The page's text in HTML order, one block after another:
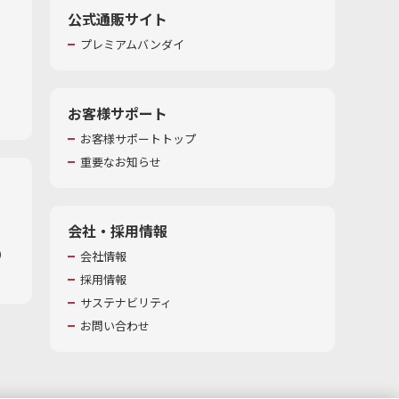
公式通販サイト
プレミアムバンダイ
お客様サポート
お客様サポートトップ
重要なお知らせ
会社・採用情報
会社情報
採用情報
サステナビリティ
お問い合わせ